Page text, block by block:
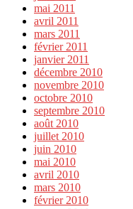
mai 2011
avril 2011
mars 2011
février 2011
janvier 2011
décembre 2010
novembre 2010
octobre 2010
septembre 2010
août 2010
juillet 2010
juin 2010
mai 2010
avril 2010
mars 2010
février 2010